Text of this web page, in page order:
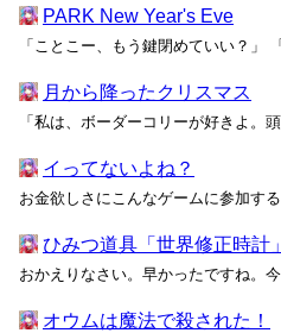
PARK New Year's Eve
月から降ったクリスマス
イってないよね？
ひみつ道具「世界修正時計」
オウムは魔法で殺された！